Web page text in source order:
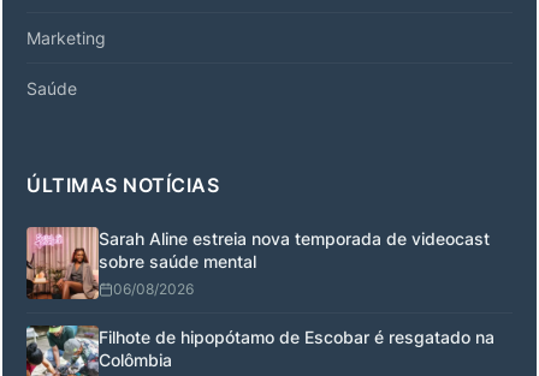
Marketing
Saúde
ÚLTIMAS NOTÍCIAS
Sarah Aline estreia nova temporada de videocast
sobre saúde mental
06/08/2026
Filhote de hipopótamo de Escobar é resgatado na
Colômbia